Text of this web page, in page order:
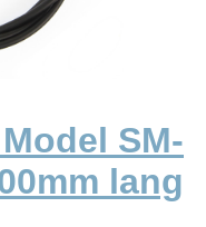
SM-
lang